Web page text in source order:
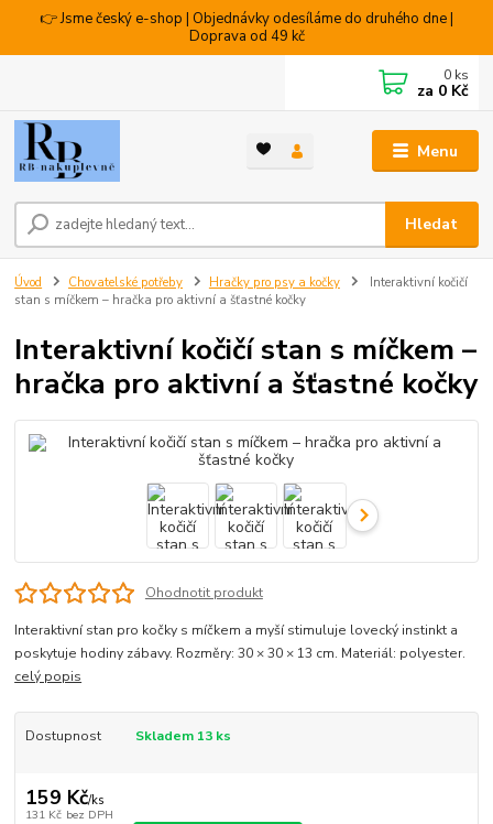
👉 Jsme český e-shop | Objednávky odesíláme do druhého dne |
Doprava od 49 kč
Menu
Hledat
0 ks
za 0 Kč
Úvod Chovatelské potřeby Hračky pro psy a kočky
Interaktivní kočičí
stan s míčkem – hračka pro aktivní a šťastné kočky
Interaktivní kočičí stan s míčkem –
hračka pro aktivní a šťastné kočky
Ohodnotit produkt
Interaktivní stan pro kočky s míčkem a myší stimuluje lovecký instinkt a
poskytuje hodiny zábavy. Rozměry: 30 × 30 × 13 cm. Materiál: polyester.
celý popis
Dostupnost Skladem 13 ks
159 Kč/ks
131 Kč bez DPH